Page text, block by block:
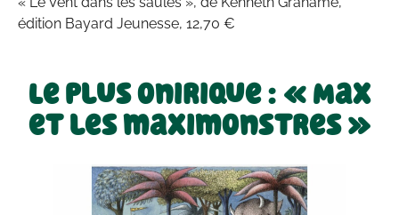
édition Bayard Jeunesse, 12,70 €
Le plus onirique : « Max
et les maximonstres »